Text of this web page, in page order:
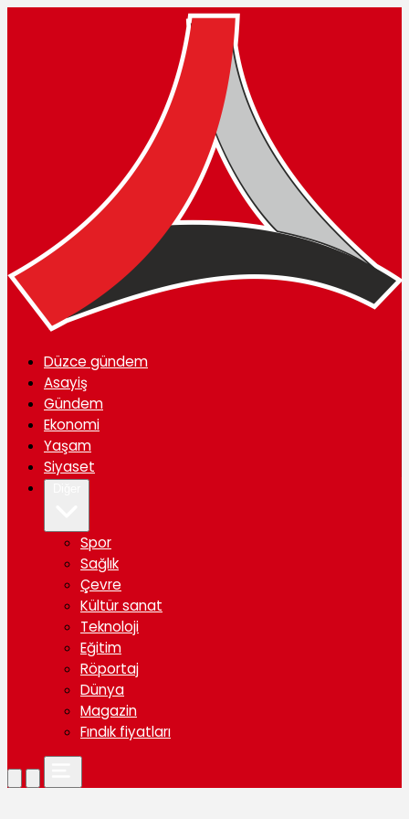
Düzce gündem
Asayiş
Gündem
Ekonomi
Yaşam
Siyaset
Spor
Sağlık
Çevre
Kültür sanat
Teknoloji
Eğitim
Röportaj
Dünya
Magazin
Fındık fiyatları